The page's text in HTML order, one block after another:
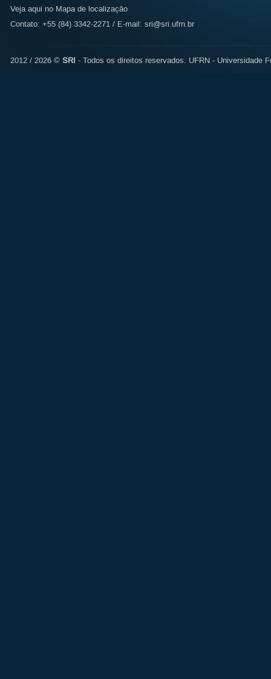
Veja aqui no Mapa de localização
Contato: +55 (84) 3342-2271 / E-mail: sri@sri.ufrn.br
2012 / 2026 © SRI - Todos os direitos reservados. UFRN - Universidade